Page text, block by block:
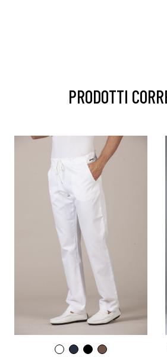
PRODOTTI